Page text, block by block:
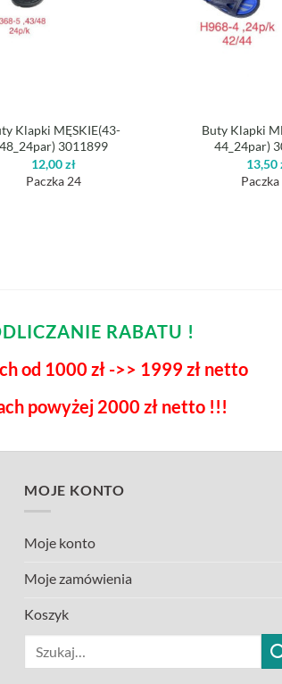
Klapki MĘSKIE(43-
48_24par) 3011899
12,00zł
Paczka 24
Buty Klapki
44_24par)
13,50
RABATU !
od 1000 zł ->> 1999 zł netto
powyżej 2000 zł netto !!!
MOJE KONTO
Moje konto
Moje zamówienia
Koszyk